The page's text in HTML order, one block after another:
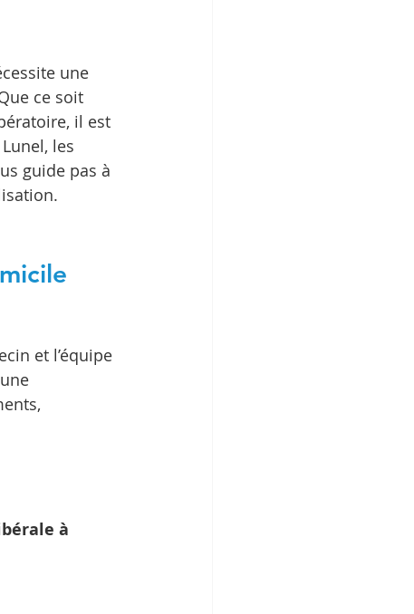
une
ce soit
il est
les
guide pas à
et l’équipe
à